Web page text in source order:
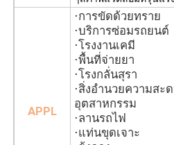
APPL
·การขัดด้วยทราย
·บริการซ่อมรถยนต์
·โรงงานเคมี
·พื้นที่จ่ายยา
·โรงกลั่นสุรา
·สิ่งอำนวยความสะ
อุตสาหกรรม
·ลานรถไฟ
·แท่นขุดเจาะ